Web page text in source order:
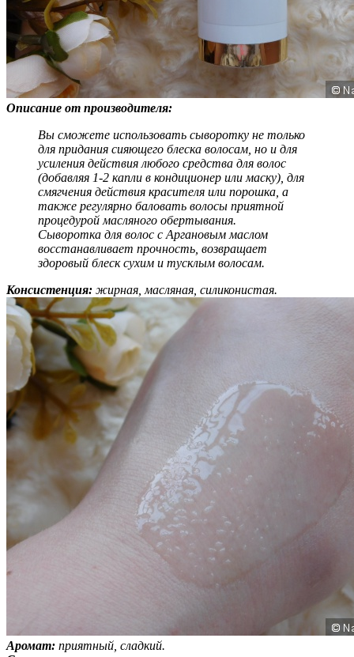
Описание от производителя:
Вы сможете использовать сыворотку не только
для придания сияющего блеска волосам, но и для
усиления действия любого средства для волос
(добавляя 1-2 капли в кондиционер или маску), для
смягчения действия красителя или порошка, а
также регулярно баловать волосы приятной
процедурой масляного обертывания.
Сыворотка для волос с Аргановым маслом
восстанавливает прочность, возвращает
здоровый блеск сухим и тусклым волосам.
Консистенция: жирная, масляная, силиконистая.
Аромат: приятный, сладкий.